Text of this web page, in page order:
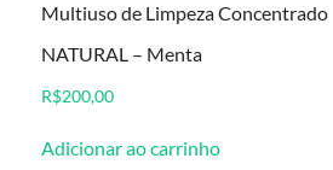
Multiuso de Limpeza Concentrado
NATURAL – Menta
R$200,00
Adicionar ao carrinho